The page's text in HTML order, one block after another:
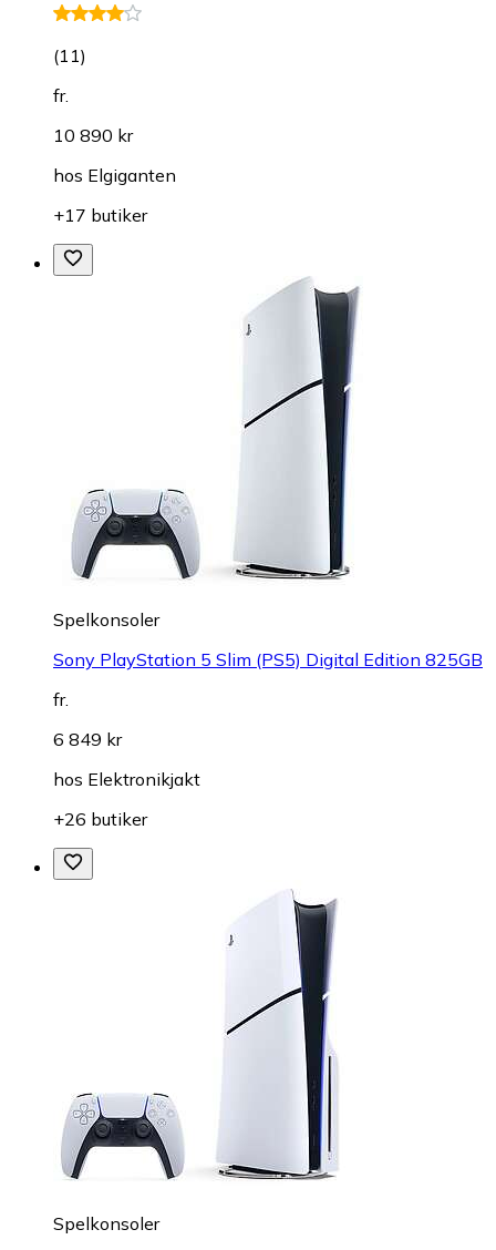
(11)
fr.
10 890 kr
hos Elgiganten
+17 butiker
Spelkonsoler
Sony PlayStation 5 Slim (PS5) Digital Edition 825GB
fr.
6 849 kr
hos Elektronikjakt
+26 butiker
Spelkonsoler